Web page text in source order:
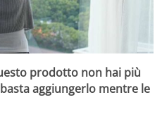
prodotto non hai più
aggiungerlo mentre le